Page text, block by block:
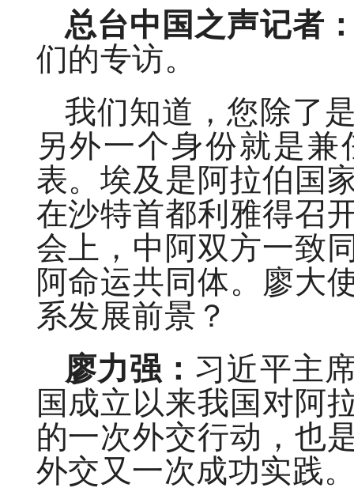
总台中国之声记者
们的专访。
我们知道，您除了
另外一个身份就是
表。埃及是阿拉伯国
在沙特首都利雅得召
会上，中阿双方一致
阿命运共同体。廖大
系发展前景？
廖力强： 习近平主
国成立以来我国对阿
的一次外交行动，也
外交又一次成功实践